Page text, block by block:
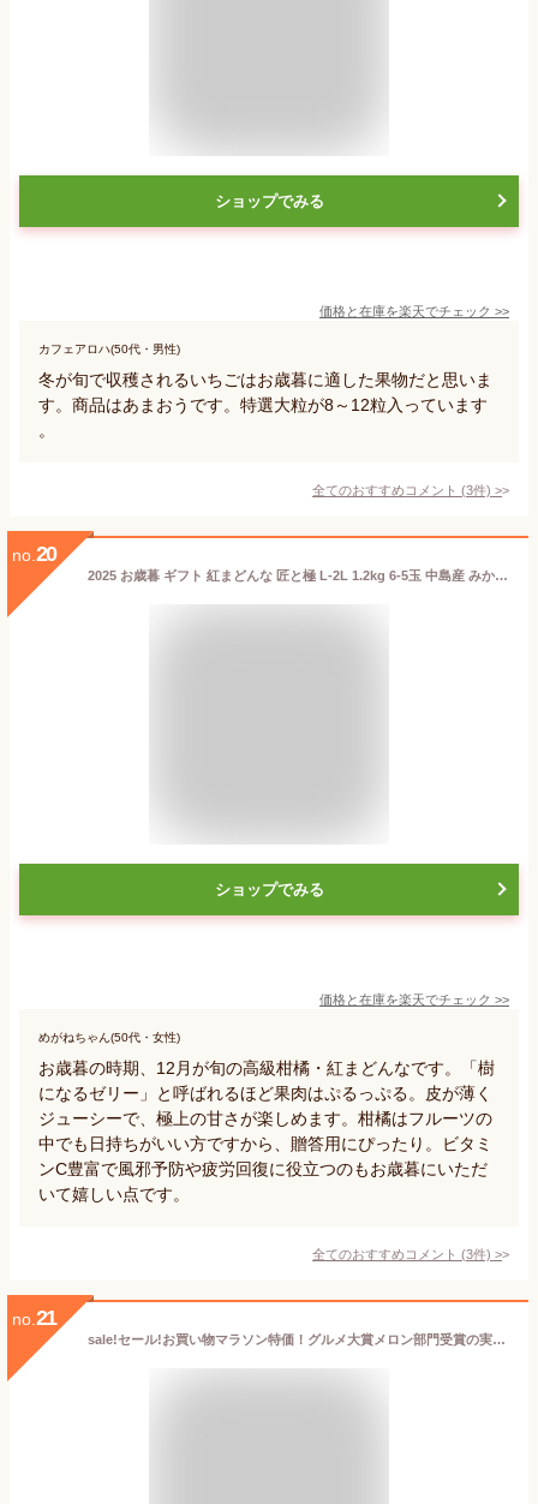
ショップでみる
価格と在庫を楽天でチェック >>
カフェアロハ(50代・男性)
冬が旬で収穫されるいちごはお歳暮に適した果物だと思いま
す。商品はあまおうです。特選大粒が8～12粒入っています
。
全てのおすすめコメント (3件) >
no. 20
2025 お歳暮 ギフト 紅まどんな 匠と極 L-2L 1.2kg 6-5玉 中島産 みかん ミカン 贈答用 愛媛県産 JAえひめ中央 御歳暮 紅マドンナ プレゼント 御礼 御祝 御供 果物 くだもの フルーツ 【岡山果物工房】1玉ずつ丁寧にお包みしております
ショップでみる
価格と在庫を楽天でチェック >>
めがねちゃん(50代・女性)
お歳暮の時期、12月が旬の高級柑橘・紅まどんなです。「樹
になるゼリー」と呼ばれるほど果肉はぷるっぷる。皮が薄く
ジューシーで、極上の甘さが楽しめます。柑橘はフルーツの
中でも日持ちがいい方ですから、贈答用にぴったり。ビタミ
ンC豊富で風邪予防や疲労回復に役立つのもお歳暮にいただ
いて嬉しい点です。
全てのおすすめコメント (3件) >
no. 21
sale!セール!お買い物マラソン特価！グルメ大賞メロン部門受賞の実力! 【静岡産 高級 マスクメロン】 大玉1玉1.3kg以上! マスクメロン 贈答品 果物 フルーツ ギフト メロン 送料無料 贈答品 国産 誕生日プレゼント 誕生日 お見舞 御礼 お祝 ギフト 内祝 お供 贈答